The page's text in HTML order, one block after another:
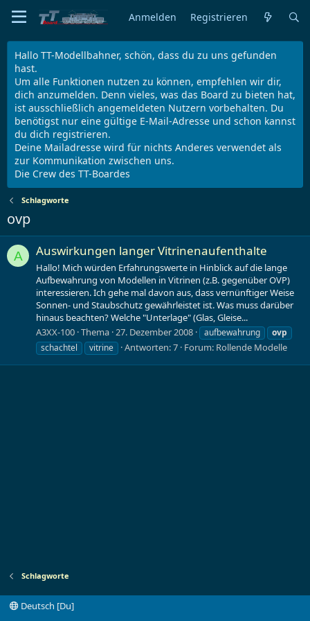
Anmelden Registrieren
Hallo TT-Modellbahner, schön, dass du zu uns gefunden
hast.
Um alle Funktionen nutzen zu können, empfehlen wir dir,
dich anzumelden. Denn vieles, was das Board zu bieten hat,
ist ausschließlich angemeldeten Nutzern vorbehalten. Du
benötigst nur eine gültige E-Mail-Adresse und schon kannst
du dich registrieren.
Deine Mailadresse wird für nichts Anderes verwendet als
zur Kommunikation zwischen uns.
Die Crew des TT-Boardes
Schlagworte
ovp
A Auswirkungen langer Vitrinenaufenthalte
Hallo! Mich würden Erfahrungswerte in Hinblick auf die lange
Aufbewahrung von Modellen in Vitrinen (z.B. gegenüber OVP)
interessieren. Ich gehe mal davon aus, dass vernünftiger Weise
Sonnen- und Staubschutz gewährleistet ist. Was muss darüber
hinaus beachten? Welche "Unterlage" (Glas, Gleise...
A3XX-100 Thema 27. Dezember 2008 aufbewahrung
ovp
schachtel
vitrine Antworten: 7 Forum: Rollende Modelle
Schlagworte
Deutsch [Du]